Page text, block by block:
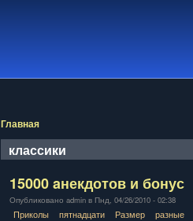
Главная
классики
15000 aнекдотов и бонус
Опубликовано admin в Пнд, 04/26/2010 - 02:38
Приколы
пятнадцати Размер разные